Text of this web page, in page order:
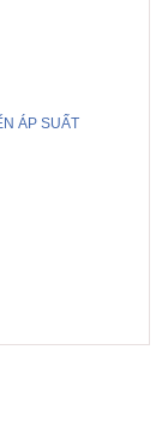
ÁP SUẤT